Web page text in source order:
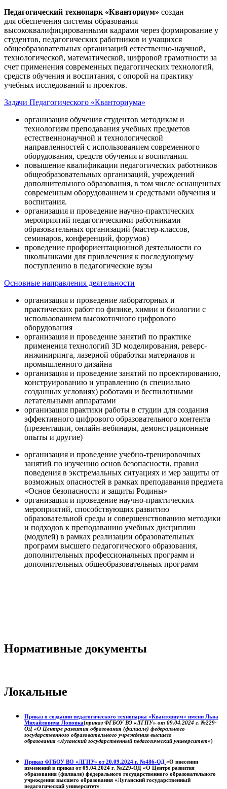
Педагогический технопарк «Кванториум» создан
для обеспечения системы образования
высококвалифицированными кадрами через формирование у
студентов, педагогических работников и учащихся
общеобразовательных организаций естественно-научной,
технологической, математической, цифровой грамотности за
счет применения современных педагогических технологий,
средств обучения и воспитания, с опорой на практику
учебных исследований и проектов.
Задачи Педагогического «Кванториума»
организация обучения студентов методикам и
технологиям преподавания учебных предметов
естественнонаучной и технологической
направленностей с использованием современного
оборудования, средств обучения и воспитания.
повышение квалификации педагогических работников
общеобразовательных организаций, учреждений
дополнительного образования, в том числе оснащенных
современным оборудованием и средствами обучения и
воспитания.
организация и проведение научно-практических
мероприятий педагогическими работниками
образовательных организаций (мастер-классов,
семинаров, конференций, форумов)
проведение профориентационной деятельности со
школьниками для привлечения к последующему
поступлению в педагогические вузы
Основные направления деятельности
организация и проведение лабораторных и
практических работ по физике, химии и биологии с
использованием высокоточного цифрового
оборудования
организация и проведение занятий по практике
применения технологий 3D моделирования, реверс-
инжиниринга, лазерной обработки материалов и
промышленного дизайна
организация и проведение занятий по проектированию,
конструированию и управлению (в специально
созданных условиях) роботами и беспилотными
летательными аппаратами
организация практики работы в студии для создания
эффективного цифрового образовательного контента
(презентации, онлайн-вебинары, демонстрационные
опыты и другие)
организация и проведение учебно-тренировочных
занятий по изучению основ безопасности, правил
поведения в экстремальных ситуациях и мер защиты от
возможных опасностей в рамках преподавания предмета
«Основ безопасности и защиты Родины»
организация и проведение научно-практических
мероприятий, способствующих развитию
образовательной среды и совершенствованию методики
и подходов к преподаванию учебных дисциплин
(модулей) в рамках реализации образовательных
программ высшего педагогического образования,
дополнительных профессиональных программ и
дополнительных общеобразовательных программ
Нормативные документы
Локальные
Приказ о создании педагогического технопарка «Кванториум» имени Льва
Михайловича Лоповка(приказ ФГБОУ ВО «ЛГПУ» от 09.04.2024 г. №229-
ОД «О Центре развития образования (филиале) федерального
государственного образовательного учреждения высшего
образования «Луганский государственный педагогический университет»)
Приказ ФГБОУ ВО «ЛГПУ» от 20.09.2024 г. №486-ОД «О внесении
изменений в приказ от 09.04.2024 г. №229-ОД «О Центре развития
образования (филиале) федерального государственного образовательного
учреждения высшего образования «Луганский государственный
педагогический университет»